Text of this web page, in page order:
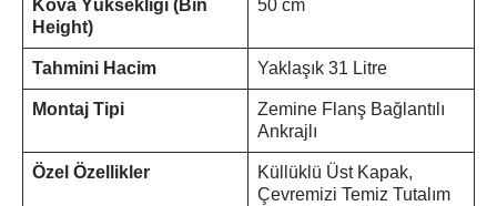
Kova Yüksekliği (Bin
Height)
50 cm
Tahmini Hacim Yaklaşık 31 Litre
Montaj Tipi
Zemine Flanş Bağlantılı
Ankrajlı
Özel Özellikler
Küllüklü Üst Kapak,
Çevremizi Temiz Tutalım